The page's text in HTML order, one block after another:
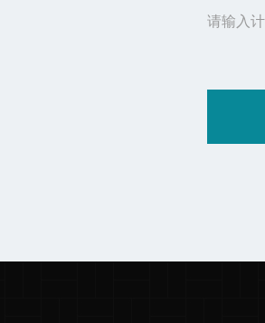
请输入